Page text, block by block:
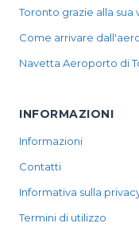
Toronto grazie alla
Come arrivare
Navetta Aeroporto di
INFORMAZIONI
Informazioni
Contatti
Informativa sulla
Termini di utilizzo